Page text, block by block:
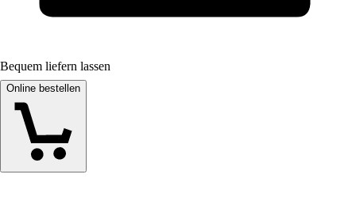
Bequem liefern lassen
Online bestellen